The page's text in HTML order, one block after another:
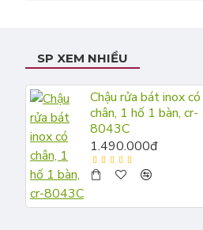
Móc treo quần áo
Phụ kiện phơi quần áo
Thùng hóa vàng
bàn xếp inox
bàn ăn inox
bẫy mỡ inox
bồn rửa chén
chậu Sơn Hà
chậu rửa bát
SP XEM NHIỀU
Chậu rửa bát inox có
chân, 1 hố 1 bàn, cr-
8043C
1.490.000đ